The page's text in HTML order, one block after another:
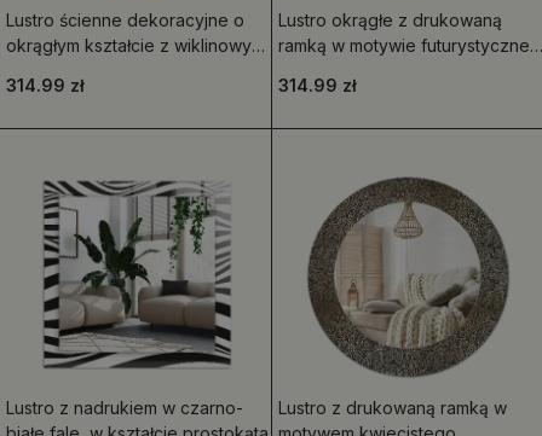
Lustro ścienne dekoracyjne o
okrągłym kształcie z wiklinowym
314.99 zł
Lustro okrągłe z drukowaną
ramką w motywie futurystycznej
314.99 zł
Lustro z nadrukiem w czarno-
Lustro z drukowaną ramką w